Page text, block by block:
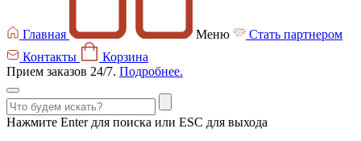
Главная Меню
Стать партнером
Контакты
Корзина
Прием заказов 24/7. Подробнее.
Нажмите Enter для поиска или ESC для выхода